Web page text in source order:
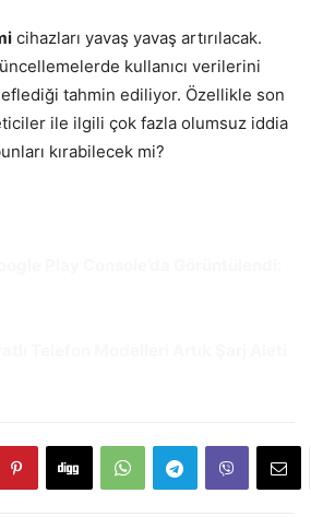
cihazları yavaş yavaş artırılacak.
kullanıcı verilerini
tahmin ediliyor. Özellikle son
ile ilgili çok fazla olumsuz iddia
kırabilecek mi?